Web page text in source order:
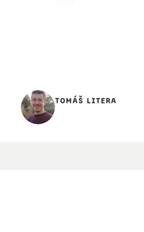
tomáš litera